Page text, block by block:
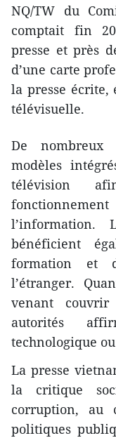
NQ/TW du
comptait fin
presse et près
d’une carte
la presse écrite,
télévisuelle.
De nombreux
modèles
télévision
l’information.
bénéficient
formation et
l’étranger.
venant
autorités
technologique
La presse
la critique
corruption, au
politiques